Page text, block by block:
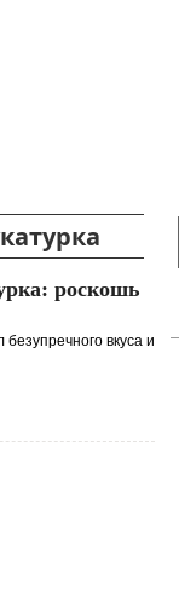
роскошь
вкуса и